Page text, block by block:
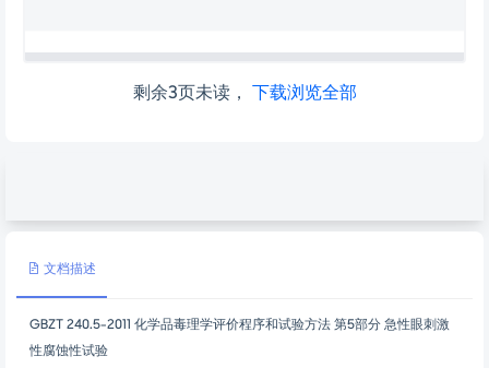
剩余3页未读， 下载浏览全部
文档描述
GBZT 240.5-2011 化学品毒理学评价程序和试验方法 第5部分 急性眼刺激
性腐蚀性试验